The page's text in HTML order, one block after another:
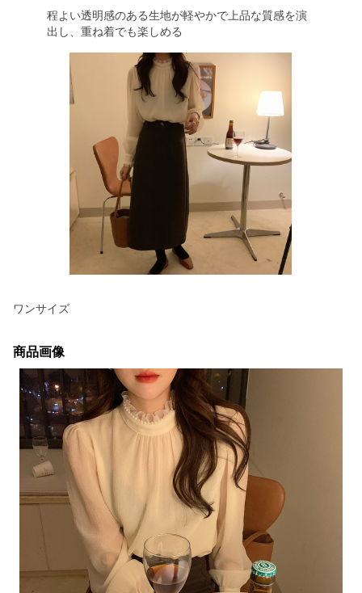
程よい透明感のある生地が軽やかで上品な質感を演
出し、重ね着でも楽しめる
ワンサイズ
商品画像